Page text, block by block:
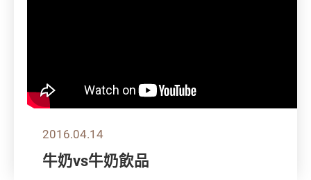
2016.04.14
牛奶vs牛奶飲品